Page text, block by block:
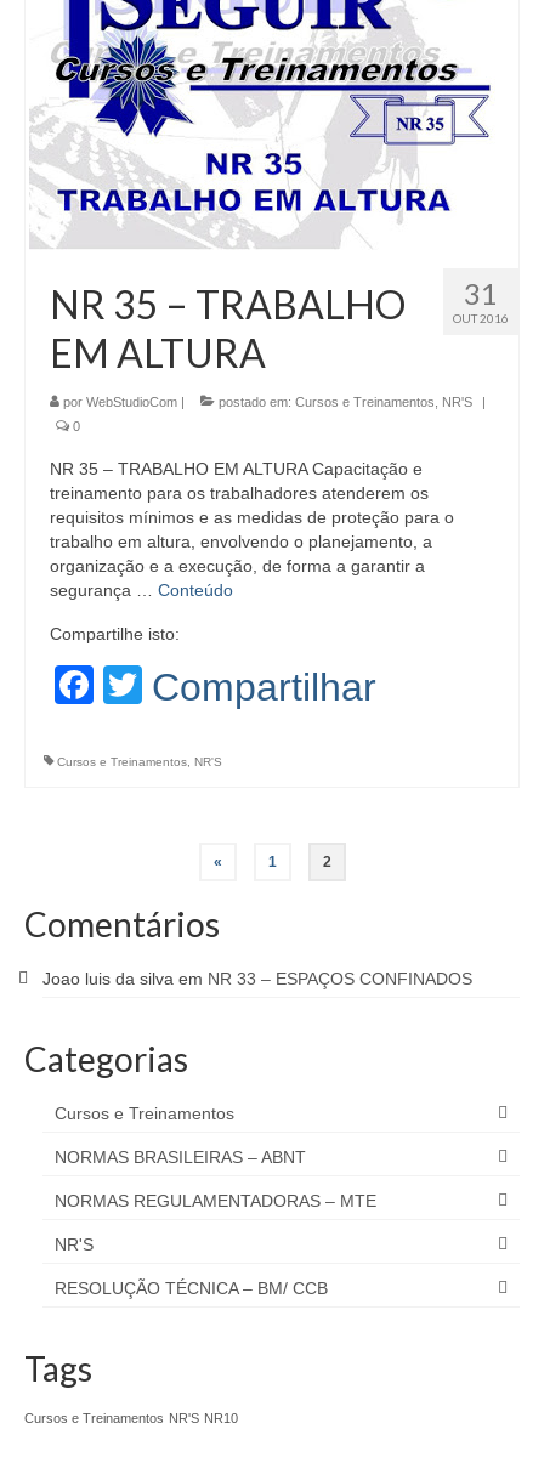
31
OUT 2016
NR 35 – TRABALHO
EM ALTURA
por WebStudioCom | postado em: Cursos e Treinamentos NR'S
|
0
NR 35 – TRABALHO EM ALTURA Capacitação e
treinamento para os trabalhadores atenderem os
requisitos mínimos e as medidas de proteção para o
trabalho em altura, envolvendo o planejamento, a
organização e a execução, de forma a garantir a
segurança … Conteúdo
Compartilhe isto:
Facebook
Twitter
Compartilhar
Cursos e Treinamentos NR'S
de
« 1 2
Comentários
Joao luis da silva em NR 33 – ESPAÇOS CONFINADOS
Categorias
Cursos e Treinamentos
NORMAS BRASILEIRAS – ABNT
NORMAS REGULAMENTADORAS – MTE
NR'S
RESOLUÇÃO TÉCNICA – BM/ CCB
Tags
Cursos e Treinamentos NR'S NR10